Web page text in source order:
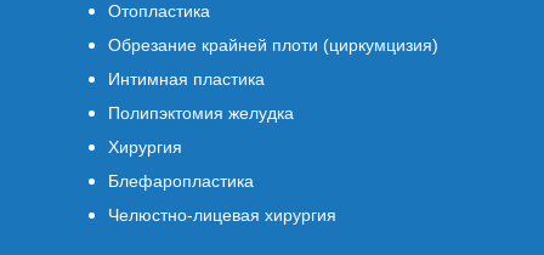
Отопластика
Обрезание крайней плоти (циркумцизия)
Интимная пластика
Полипэктомия желудка
Хирургия
Блефаропластика
Челюстно-лицевая хирургия